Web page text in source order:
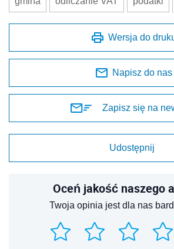
Wersja do
Napisz do nas
Zapisz się na
Udostępnij
Oceń jakość naszego
Twoja opinia jest dla nas